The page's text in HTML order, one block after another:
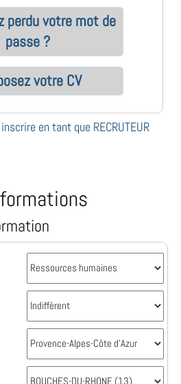
perdu votre mot de
passe ?
votre CV
en tant que RECRUTEUR